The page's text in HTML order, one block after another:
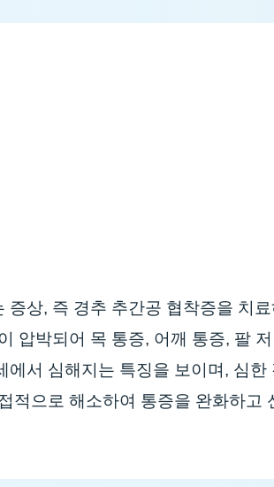
상, 즉 경추 추간공 협착증을 치
압박되어 목 통증, 어깨 통증, 팔
서 심해지는 특징을 보이며, 심한
적으로 해소하여 통증을 완화하고